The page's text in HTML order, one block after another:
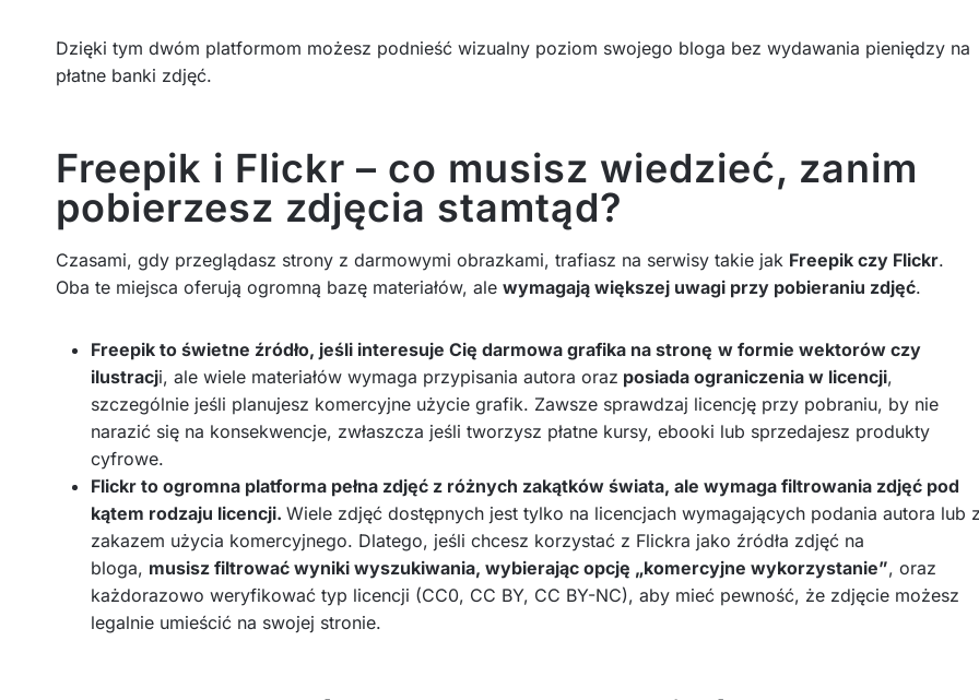
Dzięki tym dwóm platformom możesz podnieść wizualny poziom swojego bloga bez wydawania pieniędzy na
płatne banki zdjęć.
Freepik i Flickr – co musisz wiedzieć, zanim
pobierzesz zdjęcia stamtąd?
Czasami, gdy przeglądasz strony z darmowymi obrazkami, trafiasz na serwisy takie jak Freepik czy Flickr.
Oba te miejsca oferują ogromną bazę materiałów, ale wymagają większej uwagi przy pobieraniu zdjęć.
Freepik to świetne źródło, jeśli interesuje Cię darmowa grafika na stronę w formie wektorów czy
ilustracji, ale wiele materiałów wymaga przypisania autora oraz posiada ograniczenia w licencji,
szczególnie jeśli planujesz komercyjne użycie grafik. Zawsze sprawdzaj licencję przy pobraniu, by nie
narazić się na konsekwencje, zwłaszcza jeśli tworzysz płatne kursy, ebooki lub sprzedajesz produkty
cyfrowe.
Flickr to ogromna platforma pełna zdjęć z różnych zakątków świata, ale wymaga filtrowania zdjęć pod
kątem rodzaju licencji. Wiele zdjęć dostępnych jest tylko na licencjach wymagających podania autora lub
zakazem użycia komercyjnego. Dlatego, jeśli chcesz korzystać z Flickra jako źródła zdjęć na
bloga, musisz filtrować wyniki wyszukiwania, wybierając opcję „komercyjne wykorzystanie”, oraz
każdorazowo weryfikować typ licencji (CC0, CC BY, CC BY-NC), aby mieć pewność, że zdjęcie możesz
legalnie umieścić na swojej stronie.